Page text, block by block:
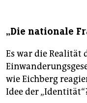
„Die nationale
Es war die Realität
wie Eichberg
Idee der